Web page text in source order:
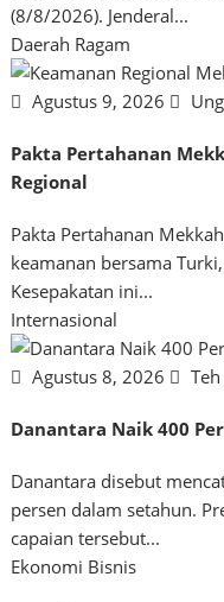
(8/8/2026). Jenderal...
Daerah Ragam
Agustus 9, 2026
Pakta Pertahanan
Regional
Pakta Pertahanan
keamanan bersama
Kesepakatan ini...
Internasional
Agustus 8, 2026
Danantara Naik 400
Danantara disebut
persen dalam setahun.
capaian tersebut...
Ekonomi Bisnis